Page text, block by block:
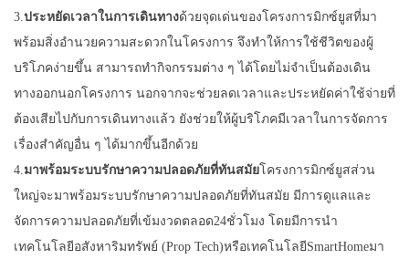
3.ประหยัดเวลาในการเดินทางด้วยจุดเด่นของโครงการมิกซ์ยูสที่มา
พร้อมสิ่งอำนวยความสะดวกในโครงการ จึงทำให้การใช้ชีวิตของผู้
บริโภคง่ายขึ้น สามารถทำกิจกรรมต่าง ๆ ได้โดยไม่จำเป็นต้องเดิน
ทางออกนอกโครงการ นอกจากจะช่วยลดเวลาและประหยัดค่าใช้จ่ายที่
ต้องเสียไปกับการเดินทางแล้ว ยังช่วยให้ผู้บริโภคมีเวลาในการจัดการ
เรื่องสำคัญอื่น ๆ ได้มากขึ้นอีกด้วย
4.มาพร้อมระบบรักษาความปลอดภัยที่ทันสมัยโครงการมิกซ์ยูสส่วน
ใหญ่จะมาพร้อมระบบรักษาความปลอดภัยที่ทันสมัย มีการดูแลและ
จัดการความปลอดภัยที่เข้มงวดตลอด24ชั่วโมง โดยมีการนำ
เทคโนโลยีอสังหาริมทรัพย์ (Prop Tech)หรือเทคโนโลยีSmartHomeมา